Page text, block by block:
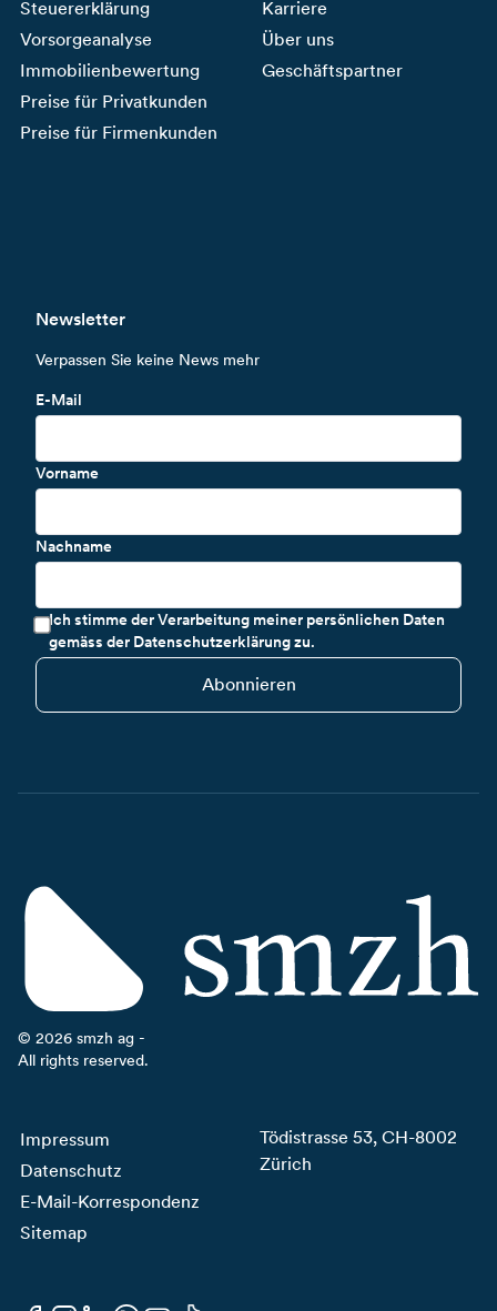
Steuererklärung
Vorsorgeanalyse
Immobilienbewertung
Preise für Privatkunden
Preise für Firmenkunden
Karriere
Über uns
Geschäftspartner
Newsletter
Verpassen Sie keine News mehr
E-Mail
Vorname
Nachname
Ich stimme der Verarbeitung meiner persönlichen Daten
gemäss der Datenschutzerklärung zu.
Abonnieren
© 2026 smzh ag -
All rights reserved.
Impressum
Datenschutz
E-Mail-Korrespondenz
Sitemap
Tödistrasse 53, CH-8002
Zürich